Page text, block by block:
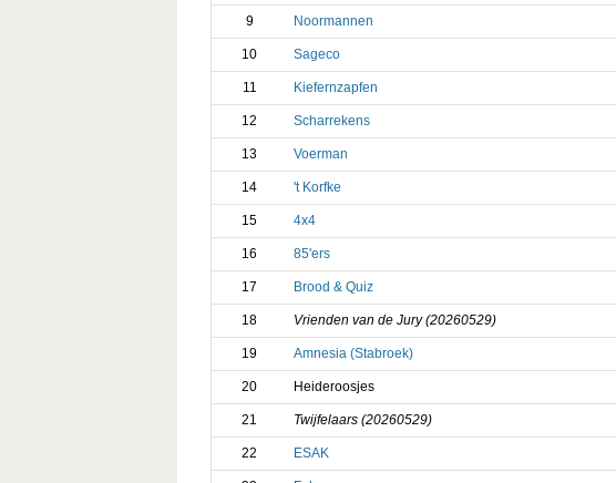
9 Noormannen
10 Sageco
11 Kiefernzapfen
12 Scharrekens
13 Voerman
14 't Korfke
15 4x4
16 85'ers
17 Brood & Quiz
18 Vrienden van de Jury (20260529)
19 Amnesia (Stabroek)
20 Heideroosjes
21 Twijfelaars (20260529)
22 ESAK